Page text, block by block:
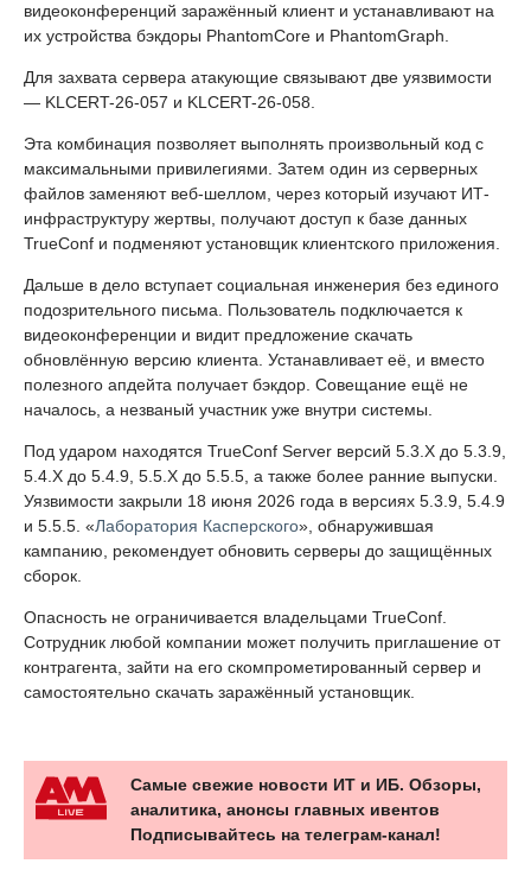
видеоконференций заражённый клиент и устанавливают на
их устройства бэкдоры PhantomCore и PhantomGraph.
Для захвата сервера атакующие связывают две уязвимости
— KLCERT-26-057 и KLCERT-26-058.
Эта комбинация позволяет выполнять произвольный код с
максимальными привилегиями. Затем один из серверных
файлов заменяют веб-шеллом, через который изучают ИТ-
инфраструктуру жертвы, получают доступ к базе данных
TrueConf и подменяют установщик клиентского приложения.
Дальше в дело вступает социальная инженерия без единого
подозрительного письма. Пользователь подключается к
видеоконференции и видит предложение скачать
обновлённую версию клиента. Устанавливает её, и вместо
полезного апдейта получает бэкдор. Совещание ещё не
началось, а незваный участник уже внутри системы.
Под ударом находятся TrueConf Server версий 5.3.X до 5.3.9,
5.4.X до 5.4.9, 5.5.X до 5.5.5, а также более ранние выпуски.
Уязвимости закрыли 18 июня 2026 года в версиях 5.3.9, 5.4.9
и 5.5.5. «Лаборатория Касперского», обнаружившая
кампанию, рекомендует обновить серверы до защищённых
сборок.
Опасность не ограничивается владельцами TrueConf.
Сотрудник любой компании может получить приглашение от
контрагента, зайти на его скомпрометированный сервер и
самостоятельно скачать заражённый установщик.
Самые свежие новости ИТ и ИБ. Обзоры,
аналитика, анонсы главных ивентов
Подписывайтесь на телеграм-канал!